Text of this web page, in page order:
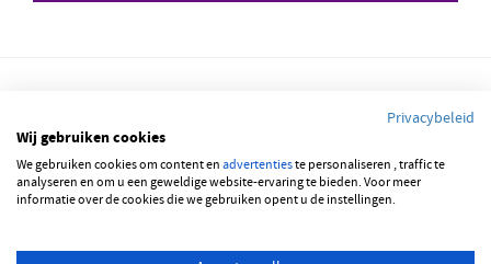
© 2026 JOBBSQUARE
NEDERLANDS FRANÇAIS
Privacybeleid
Wij gebruiken cookies
We gebruiken cookies om content en advertentieste personaliseren , traffic te
analyseren en om u een geweldige website-ervaring te bieden. Voor meer
informatie over de cookies die we gebruiken opent u de instellingen.